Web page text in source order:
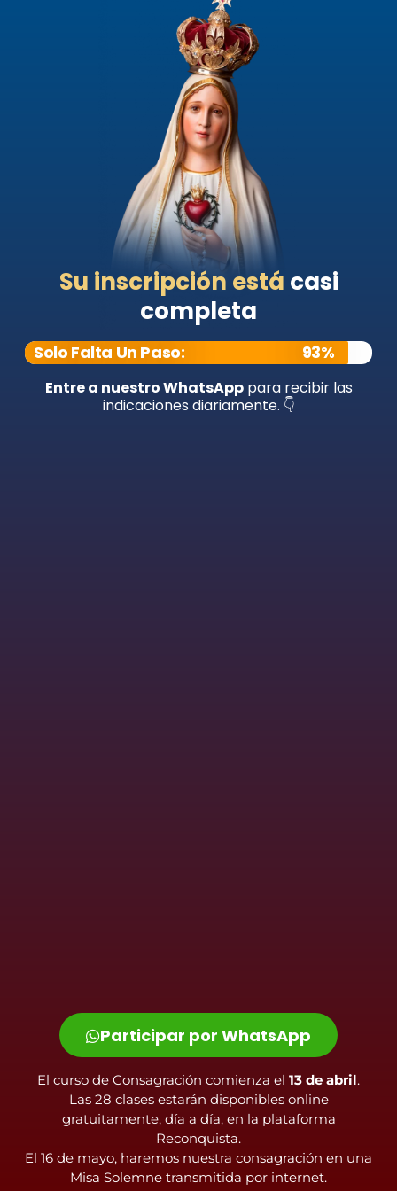
Su inscripción está casi
completa
Solo Falta Un Paso: 93%
Entre a nuestro WhatsApppara recibir las
indicaciones diariamente. 👇
Participar por WhatsApp
El curso de Consagración comienza el 13 de abril.
Las 28 clases estarán disponibles online
gratuitamente, día a día, en la plataforma
Reconquista.
El 16 de mayo, haremos nuestra consagración en una
Misa Solemne transmitida por internet.